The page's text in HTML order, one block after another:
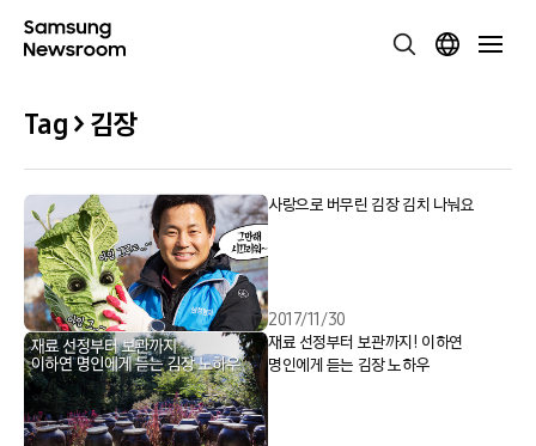
Tag > 김장
사랑으로 버무린 김장 김치 나눠요
2017/11/30
재료 선정부터 보관까지! 이하연
명인에게 듣는 김장 노하우